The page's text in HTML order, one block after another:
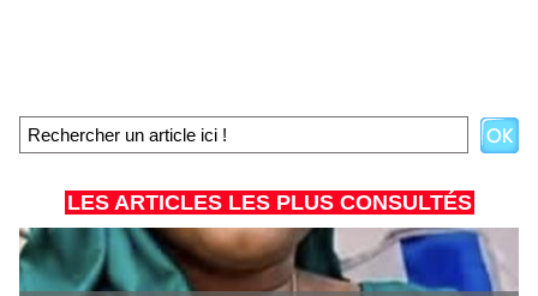
LES ARTICLES LES PLUS CONSULTÉS